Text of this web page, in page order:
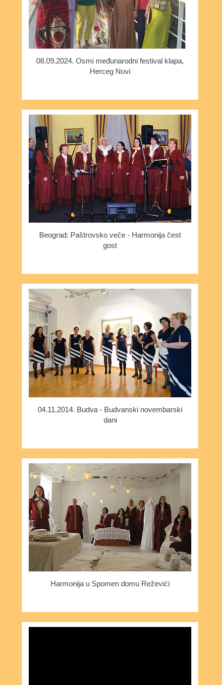
08.09.2024. Osmi međunarodni festival klapa,
Herceg Novi
Beograd: Paštrovsko veče - Harmonija čest
gost
04.11.2014. Budva - Budvanski novembarski
dani
Harmonija u Spomen domu Reževići